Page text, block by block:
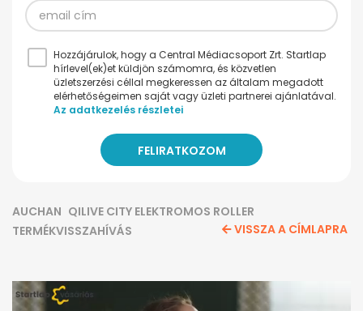
Hozzájárulok, hogy a Central Médiacsoport Zrt. Startlap
hírlevel(ek)et küldjön számomra, és közvetlen
üzletszerzési céllal megkeressen az általam megadott
elérhetőségeimen saját vagy üzleti partnerei ajánlatával.
Az adatkezelés részletei
AUCHAN QILIVE CITY ELEKTROMOS ROLLER
TERMÉKVISSZAHÍVÁS
VISSZA A CÍMLAPRA